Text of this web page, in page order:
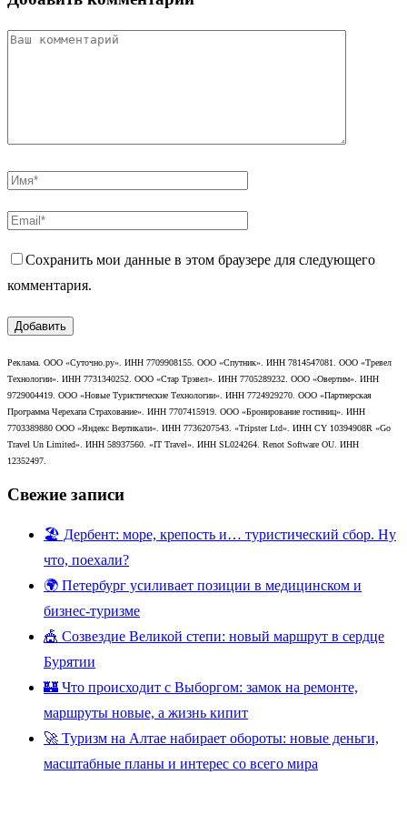
Сохранить мои данные в этом браузере для следующего
комментария.
Реклама. ООО «Суточно.ру». ИНН 7709908155. ООО «Спутник». ИНН 7814547081. ООО «Тревел
Технологии». ИНН 7731340252. ООО «Стар Трэвел». ИНН 7705289232. ООО «Овертим». ИНН
9729004419. ООО «Новые Туристические Технологии». ИНН 7724929270. ООО «Партнерская
Программа Черехапа Страхование». ИНН 7707415919. ООО «Бронирование гостиниц». ИНН
7703389880 ООО «Яндекс Вертикали». ИНН 7736207543. «Tripster Ltd». ИНН CY 10394908R «Go
Travel Un Limited». ИНН 58937560. «IT Travel». ИНН SL024264. Renot Software OU. ИНН
12352497.
Свежие записи
🏖️ Дербент: море, крепость и… туристический сбор. Ну
что, поехали?
🌍 Петербург усиливает позиции в медицинском и
бизнес-туризме
🎪 Созвездие Великой степи: новый маршрут в сердце
Бурятии
🏰 Что происходит с Выборгом: замок на ремонте,
маршруты новые, а жизнь кипит
🚀 Туризм на Алтае набирает обороты: новые деньги,
масштабные планы и интерес со всего мира